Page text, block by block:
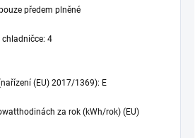
předem plněné
chladničce: 4
(EU) 2017/1369): E
za rok (kWh/rok) (EU)